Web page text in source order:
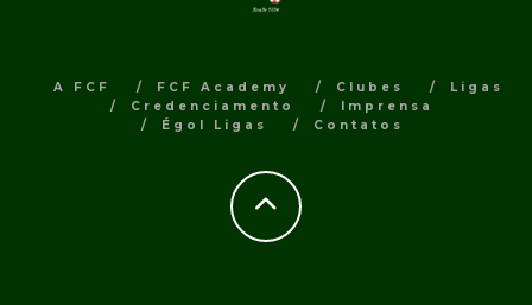
A FCF FCF Academy Clubes
Ligas
Credenciamento
Imprensa
Égol Ligas
Contatos